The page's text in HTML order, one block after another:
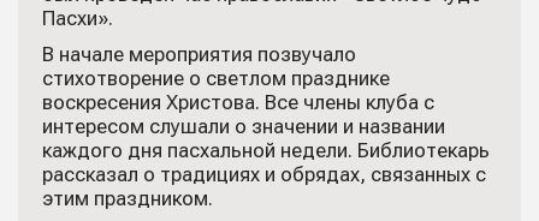
Пасхи».
В начале мероприятия позвучало
стихотворение о светлом празднике
воскресения Христова. Все члены клуба с
интересом слушали о значении и названии
каждого дня пасхальной недели. Библиотекарь
рассказал о традициях и обрядах, связанных с
этим праздником.